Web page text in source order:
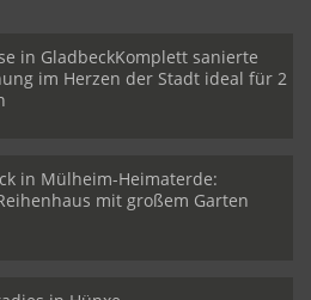
in GladbeckKomplett sanierte
im Herzen der Stadt ideal für 2
in Mülheim-Heimaterde:
mit großem Garten